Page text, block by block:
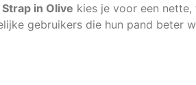
in Olive kies je voor een
gebruikers die hun pand beter